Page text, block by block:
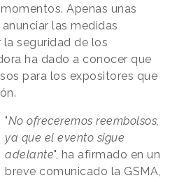
Apenas unas
las medidas
seguridad de los
ha dado a conocer que
para los expositores que
"No ofreceremos reembolsos,
ya que el evento sigue
adelante", ha afirmado en un
breve comunicado la GSMA,